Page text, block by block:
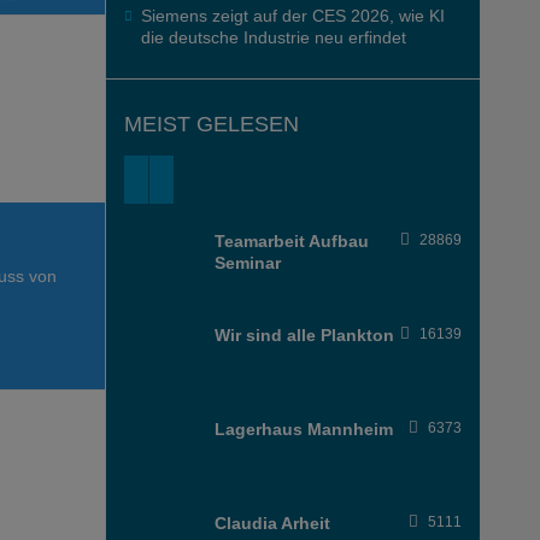
von
Siemens zeigt auf der CES 2026, wie KI
die deutsche Industrie neu erfindet
MEIST GELESEN
Teamarbeit Aufbau
Seminar
28869
Wir sind alle Plankton 16139
Lagerhaus Mannheim 6373
Claudia Arheit 5111